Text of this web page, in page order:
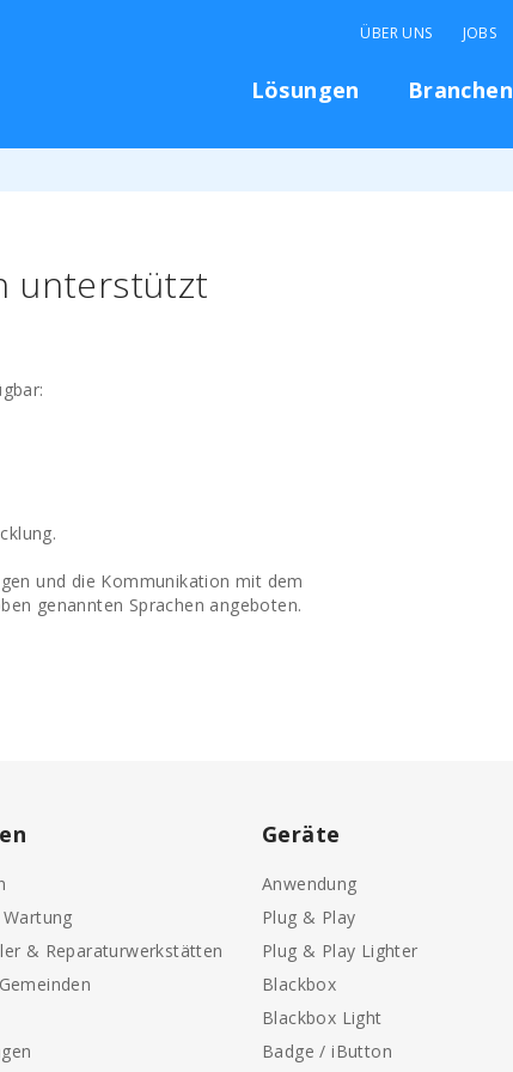
Lösungen Branchen
ÜBER UNS JOBS
unterstützt
und die Kommunikation mit dem
genannten Sprachen angeboten.
& Reparaturwerkstätten
Geräte
Anwendung
Plug & Play
Plug & Play Lighter
Blackbox
Blackbox Light
Badge / iButton